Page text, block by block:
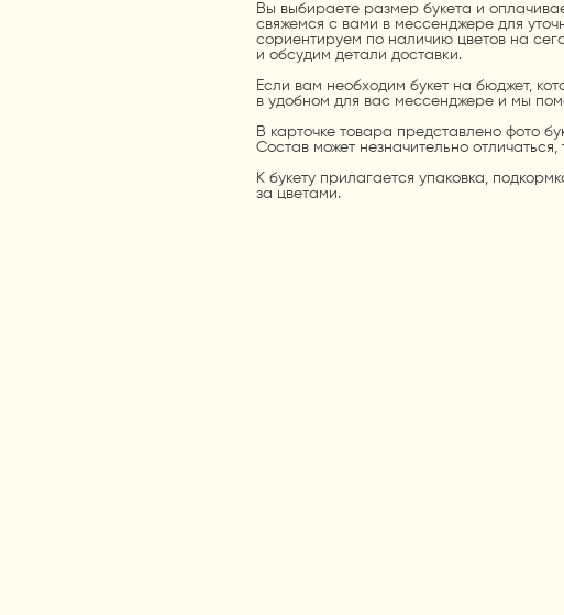
Вы выбираете размер букета и
свяжемся с вами в мессенджере для
сориентируем по наличию цветов на
и обсудим детали доставки.
Если вам необходим букет на бюджет,
в удобном для вас мессенджере и мы
В карточке товара представлено фото
Состав может незначительно
К букету прилагается упаковка,
за цветами.